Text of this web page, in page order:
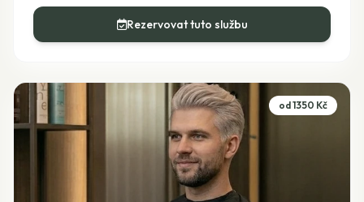
Rezervovat tuto službu
od 1350 Kč